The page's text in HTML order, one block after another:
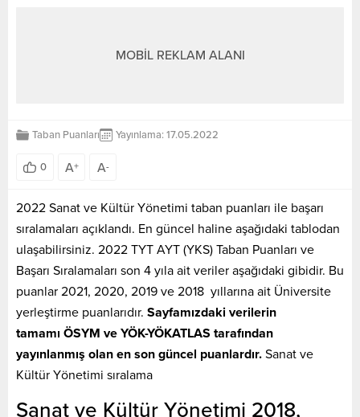
MOBİL REKLAM ALANI
Taban Puanları Yayınlama: 17.05.2022
0 A+ A-
2022 Sanat ve Kültür Yönetimi taban puanları ile başarı
sıralamaları açıklandı. En güncel haline aşağıdaki tablodan
ulaşabilirsiniz. 2022 TYT AYT (YKS) Taban Puanları ve
Başarı Sıralamaları son 4 yıla ait veriler aşağıdaki gibidir. Bu
puanlar 2021, 2020, 2019 ve 2018 yıllarına ait Üniversite
yerleştirme puanlarıdır. Sayfamızdaki verilerin
tamamı ÖSYM ve YÖK-YÖKATLAS tarafından
yayınlanmış olan en son güncel puanlardır. Sanat ve
Kültür Yönetimi sıralama
Sanat ve Kültür Yönetimi 2018,